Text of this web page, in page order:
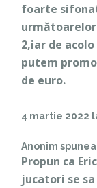
foarte
2,iar de
putem
de euro.
4 martie 2022
Anonim
Propun ca
jucatori se sa